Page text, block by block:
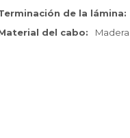
de la lámina
del cabo
Madera